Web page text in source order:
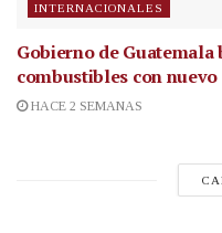
INTERNACIONALES
Gobierno de
combustibles con
HACE 2 SEMANAS